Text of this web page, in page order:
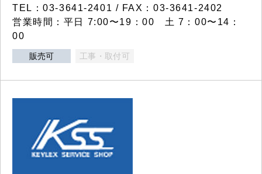
TEL：03-3641-2401 / FAX：03-3641-2402
営業時間：平日 7:00〜19：00 土 7：00〜14：
00
販売可 工事・取付可